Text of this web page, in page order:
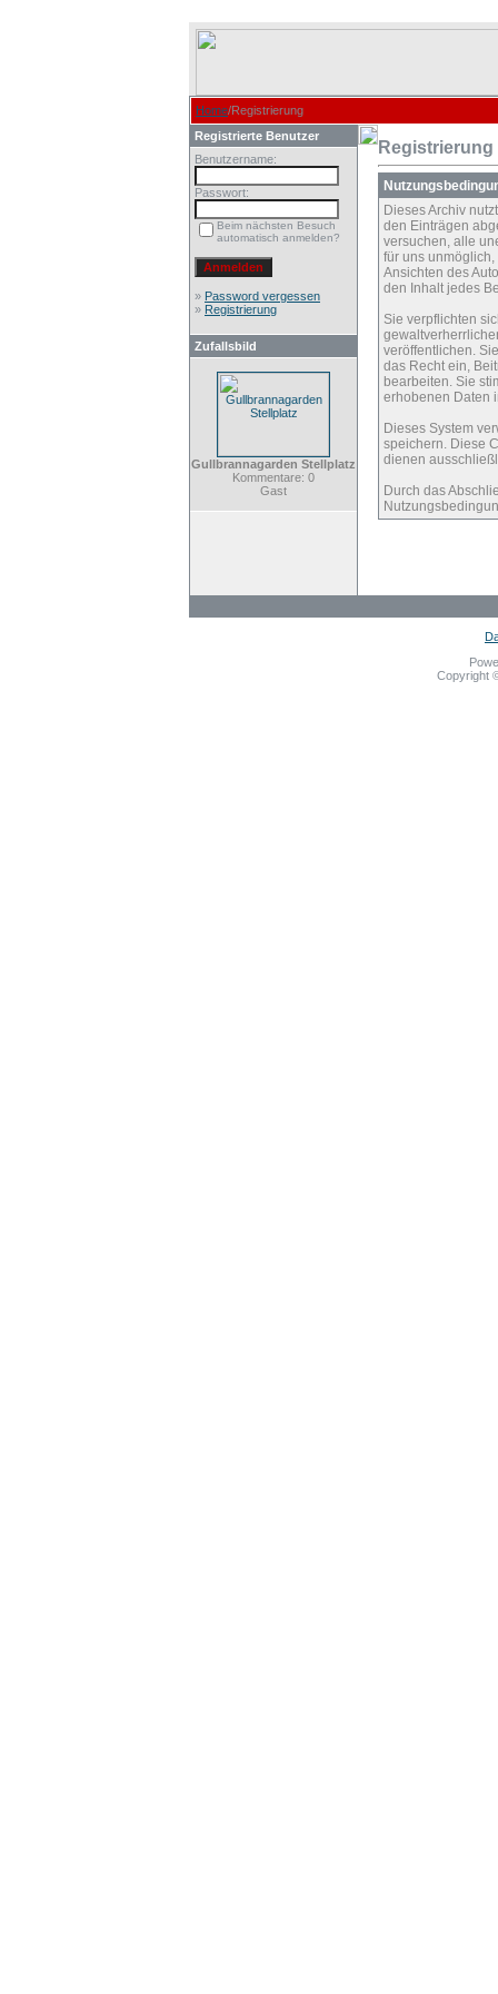
Home/Registrierung
Registrierte Benutzer
Benutzername:
Passwort:
Beim nächsten Besuch
automatisch anmelden?
» Password vergessen
» Registrierung
Zufallsbild
Gullbrannagarden Stellplatz
Kommentare: 0
Gast
Registrierung
Dieses Archiv
den Einträgen
versuchen, alle
für uns
Ansichten des
den Inhalt jedes
Sie verpflichten
veröffentlichen.
das Recht ein,
bearbeiten. Sie
erhobenen Daten
Dieses System
speichern. Diese
dienen
Durch das
Copyright